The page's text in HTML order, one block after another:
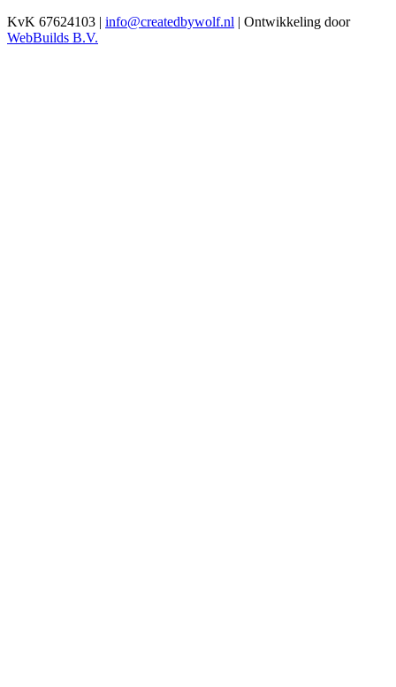
KvK 67624103 | info@createdbywolf.nl | Ontwikkeling door
WebBuilds B.V.